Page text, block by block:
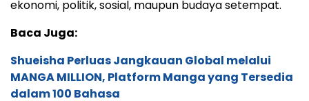
ekonomi, politik, sosial, maupun budaya setempat.
Baca Juga:
Shueisha Perluas Jangkauan Global melalui
MANGA MILLION, Platform Manga yang Tersedia
dalam 100 Bahasa